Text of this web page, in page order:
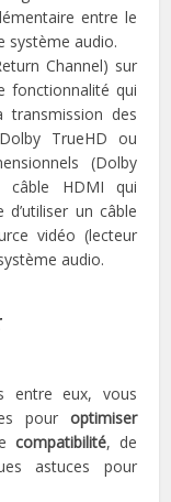
entre le
système audio.
Channel) sur
fonctionnalité qui
transmission des
TrueHD ou
(Dolby
câble HDMI qui
un câble
vidéo (lecteur
audio.
entre eux, vous
pour optimiser
compatibilité, de
astuces pour